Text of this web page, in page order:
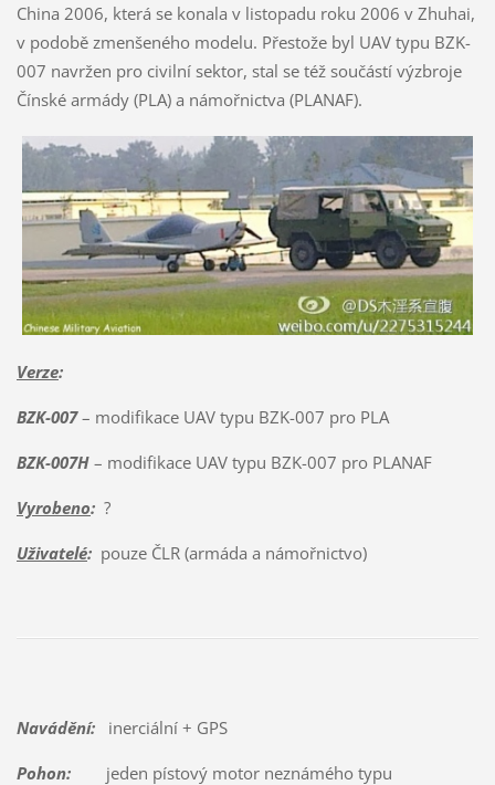
China 2006, která se konala v listopadu roku 2006 v Zhuhai,
v podobě zmenšeného modelu. Přestože byl UAV typu BZK-
007 navržen pro civilní sektor, stal se též součástí výzbroje
Čínské armády (PLA) a námořnictva (PLANAF).
Verze:
BZK-007– modifikace UAV typu BZK-007 pro PLA
BZK-007H– modifikace UAV typu BZK-007 pro PLANAF
Vyrobeno:?
Uživatelé:pouze ČLR (armáda a námořnictvo)
Navádění:inerciální + GPS
Pohon:jeden pístový motor neznámého typu